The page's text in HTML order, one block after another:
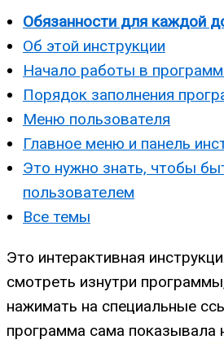
Обязанности для каждой
Об этой инструкции
Начало работы в
Порядок заполнения
Меню пользователя
Главное меню и панель
Это нужно знать, чтобы
пользователем
Все темы
Это интерактивная
смотреть изнутри
нажимать на специальные
программа сама показывала